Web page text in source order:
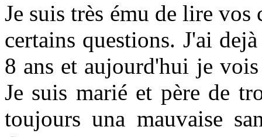
Je suis très ému de lire
certains questions. J'ai
8 ans et aujourd'hui je vois
Je suis marié et père de
toujours una mauvaise